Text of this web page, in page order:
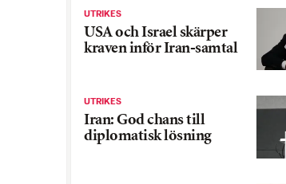
UTRIKES
USA och Israel skärper
kraven inför Iran-samtal
UTRIKES
Iran: God chans till
diplomatisk lösning